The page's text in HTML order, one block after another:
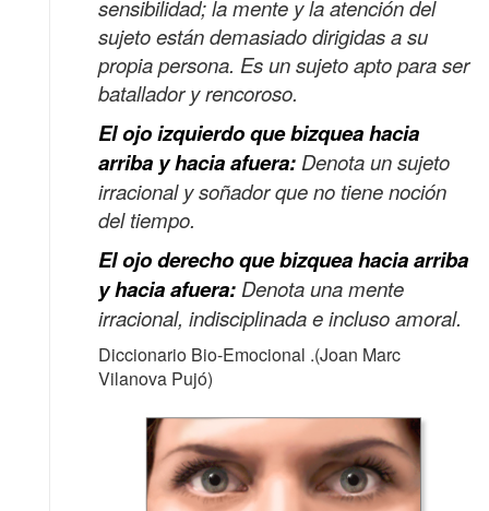
sensibilidad; la mente y la atención del
sujeto están demasiado dirigidas a su
propia persona. Es un sujeto apto para ser
batallador y rencoroso.
El ojo izquierdo que bizquea hacia
arriba y hacia afuera: Denota un sujeto
irracional y soñador que no tiene noción
del tiempo.
El ojo derecho que bizquea hacia arriba
y hacia afuera: Denota una mente
irracional, indisciplinada e incluso amoral.
Diccionario Bio-Emocional .(Joan Marc
Vilanova Pujó)